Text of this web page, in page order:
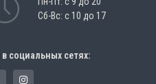
Сб-Вс: с 10 до 17
социальных сетях: